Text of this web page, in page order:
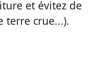
et évitez de
terre crue...).